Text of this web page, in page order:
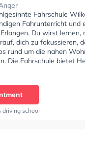
Fahrschule
Fahrunterricht und
Du wirst lernen,
dich zu fokussieren,
rund um die nahen
Die Fahrschule bietet
A1, Klasse B, Klasse
driving school